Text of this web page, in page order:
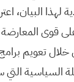
لهذا البيان،
قوى المعارضة
تعويم
التي